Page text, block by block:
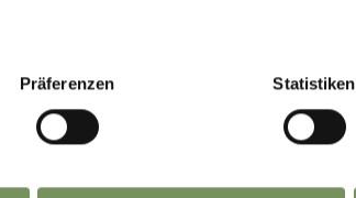
Präferenzen Statistiken